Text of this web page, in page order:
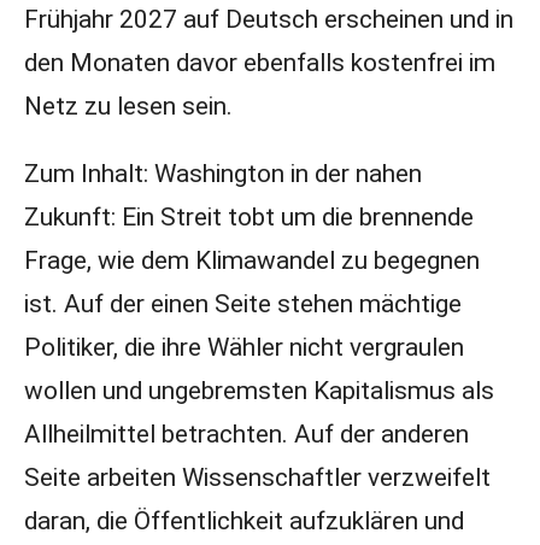
Frühjahr 2027 auf Deutsch erscheinen und in
den Monaten davor ebenfalls kostenfrei im
Netz zu lesen sein.
Zum Inhalt: Washington in der nahen
Zukunft: Ein Streit tobt um die brennende
Frage, wie dem Klimawandel zu begegnen
ist. Auf der einen Seite stehen mächtige
Politiker, die ihre Wähler nicht vergraulen
wollen und ungebremsten Kapitalismus als
Allheilmittel betrachten. Auf der anderen
Seite arbeiten Wissenschaftler verzweifelt
daran, die Öffentlichkeit aufzuklären und